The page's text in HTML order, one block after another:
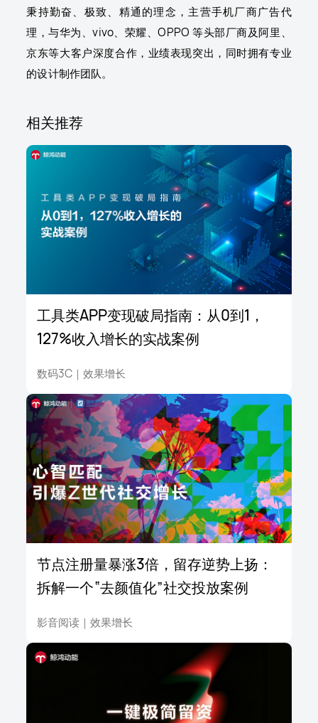
秉持勤奋、极致、精通的理念，主营手机厂商广告代
理，与华为、vivo、荣耀、OPPO 等头部厂商及阿里、
京东等大客户深度合作，业绩表现突出，同时拥有专业
的设计制作团队。
相关推荐
工具类APP变现破局指南：从0到1，
127%收入增长的实战案例
数码3C ｜效果增长
节点注册量暴涨3倍，留存逆势上扬：
拆解一个“去颜值化”社交投放案例
影音阅读 ｜效果增长